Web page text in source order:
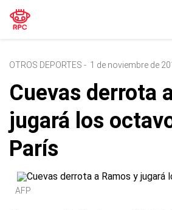
OTROS DEPORTES - 1 de noviembre de
Cuevas derrota
jugará los
París
AFP